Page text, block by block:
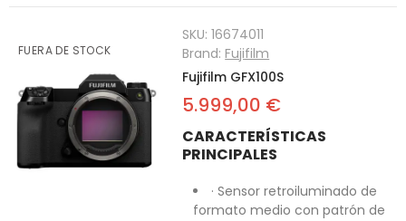
FUERA DE STOCK
SKU:16674011
Brand:Fujifilm
Fujifilm GFX100S
5.999,00 €
CARACTERÍSTICAS
PRINCIPALES
· Sensor retroiluminado de
formato medio con patrón de